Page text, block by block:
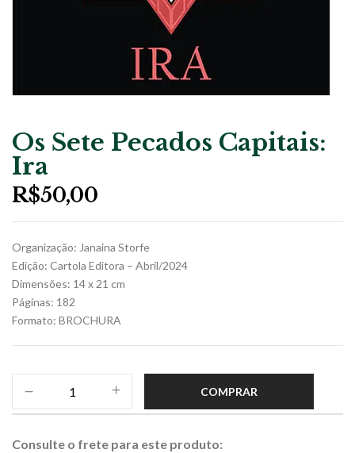
Os Sete Pecados Capitais:
Ira
R$50,00
Organização: Janaina Storfe
Edição: Cartola Editora – Abril/2024
Dimensões: 14 x 21 cm
Páginas: 182
Formato: BROCHURA
COMPRAR
Consulte o frete para este produto: